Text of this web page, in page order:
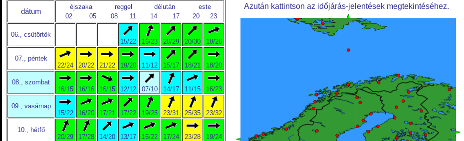
dátum
éjszaka reggel délután
este
02
05 08 11 14 17 20 23
06., csütörtök
15/22
16/23 20/29 20/30 18/26
07., péntek
22/24
20/22 21/22 19/20 11/12 15/17 18/21 18/20
08., szombat
16/15
16/16 16/15 12/12 07/10 14/17 11/15 16/23
09., vasárnap
15/22
16/20 17/21 17/22 19/25 23/31 25/35 23/32
10., hétfő
20/29
17/28 14/20 13/17 16/22 17/24 23/28 19/24
Azután kattintson az időjárás-jelentések megtekintéséhez.